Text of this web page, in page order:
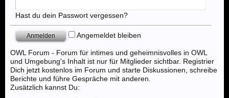
Foren ..:: Massagen ::.. Massage - Bielefeld, Herford,
Hast du dein Passwort vergessen?
Angemeldet bleiben
OWL Forum - Forum für intimes und geheimnisvolles in OWL
und Umgebung's Inhalt ist nur für Mitglieder sichtbar. Registrier
Dich jetzt kostenlos im Forum und starte Diskussionen, schreibe
Berichte und führe Gespräche mit anderen.
Zusätzlich kannst Du: